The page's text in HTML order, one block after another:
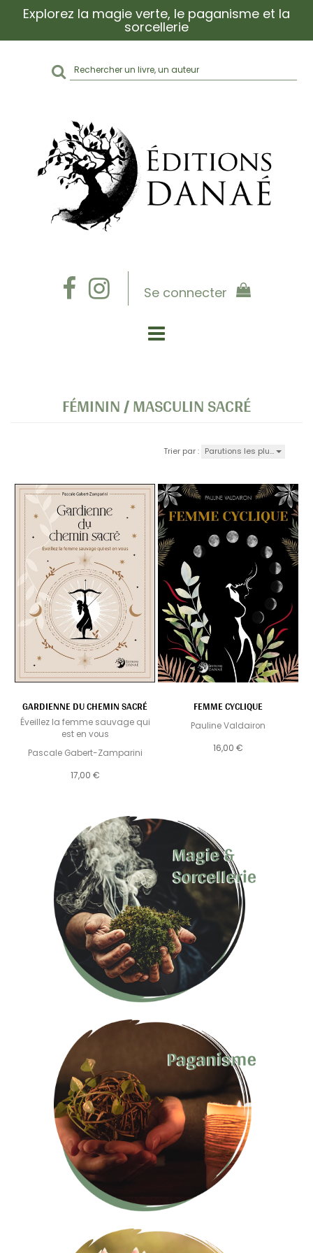
Explorez la magie verte, le paganisme et la
sorcellerie
Rechercher
sur
Se connecter
FÉMININ / MASCULIN SACRÉ
Trier par : Parutions les plu…
GARDIENNE DU CHEMIN SACRÉ
Éveillez la femme sauvage qui
est en vous
Pascale Gabert-Zamparini
17,00 €
FEMME CYCLIQUE
Pauline Valdairon
16,00 €